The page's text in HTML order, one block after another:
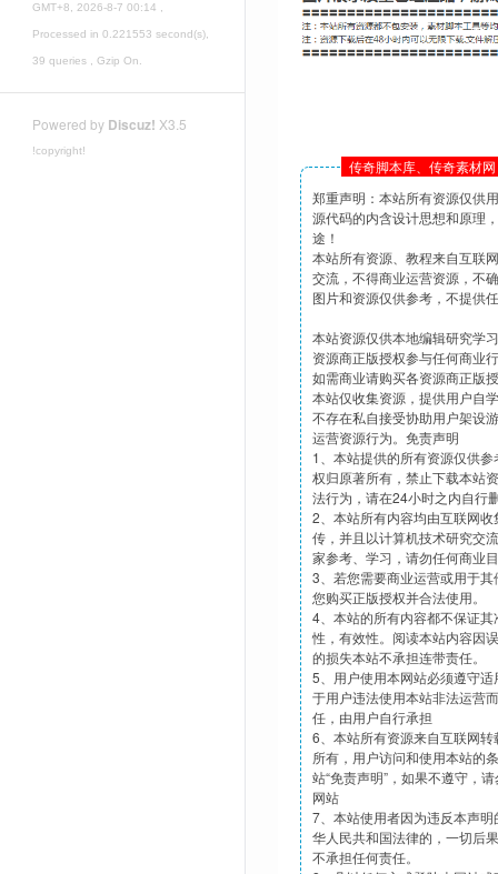
GMT+8, 2026-8-7 00:14 ,
Processed in 0.221553 second(s),
39 queries , Gzip On.
Powered by Discuz! X3.5
!copyright!
传奇脚本库、传奇素材
郑重声明：本站所有资源仅供
源代码的内含设计思想和原理
途！
本站所有资源、教程来自互联
交流，不得商业运营资源，不
图片和资源仅供参考，不提供
本站资源仅供本地编辑研究学
资源商正版授权参与任何商业
如需商业请购买各资源商正版
本站仅收集资源，提供用户自
不存在私自接受协助用户架设
运营资源行为。免责声明
1、本站提供的所有资源仅供
权归原著所有，禁止下载本站
法行为，请在24小时之内自行
2、本站所有内容均由互联网
传，并且以计算机技术研究交
家参考、学习，请勿任何商业
3、若您需要商业运营或用于
您购买正版授权并合法使用。
4、本站的所有内容都不保证
性，有效性。阅读本站内容因
的损失本站不承担连带责任。
5、用户使用本网站必须遵守
于用户违法使用本站非法运营
任，由用户自行承担
6、本站所有资源来自互联网
所有，用户访问和使用本站的
站“免责声明”，如果不遵守，
网站
7、本站使用者因为违反本声
华人民共和国法律的，一切后
不承担任何责任。